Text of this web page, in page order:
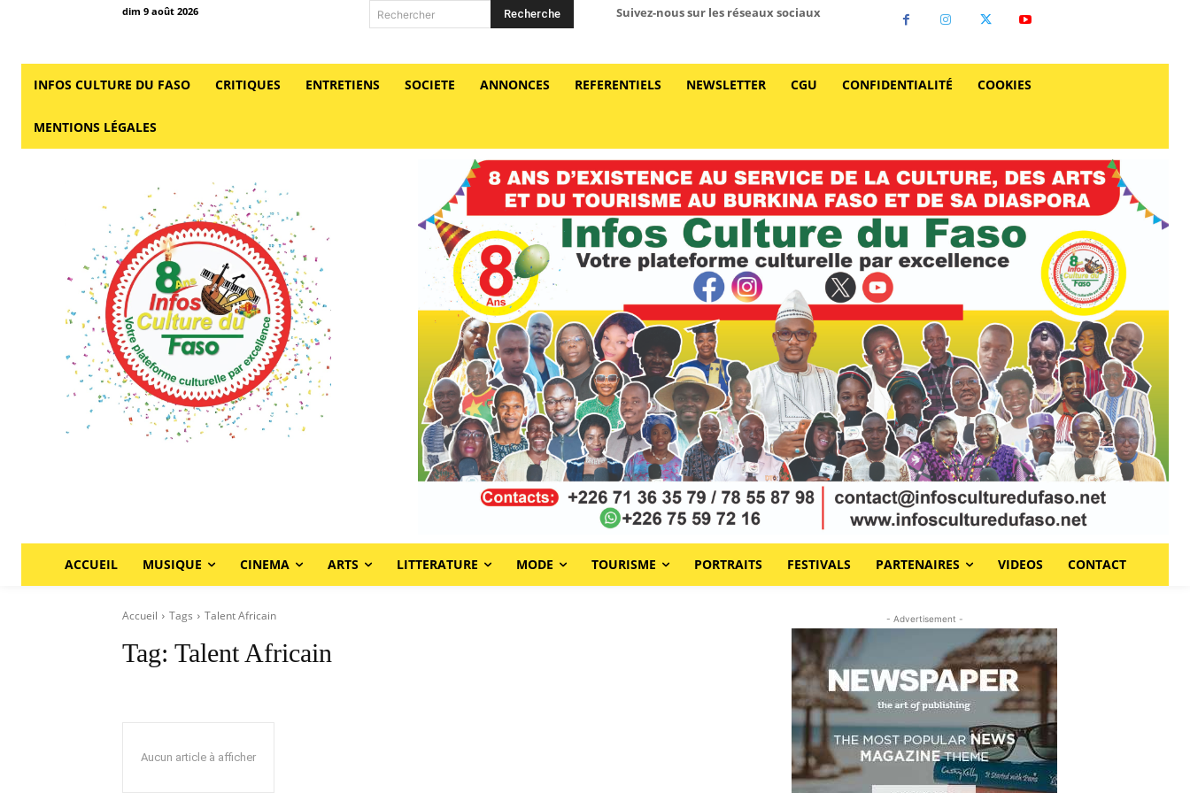
dim 9 août 2026 Rechercher Recherche Suivez-nous sur les réseaux sociaux
INFOS CULTURE DU FASO CRITIQUES ENTRETIENS SOCIETE ANNONCES REFERENTIELS NEWSLETTER CGU CONFIDENTIALITÉ COOKIES
MENTIONS LÉGALES
ACCUEIL MUSIQUE CINEMA ARTS LITTERATURE MODE TOURISME PORTRAITS FESTIVALS PARTENAIRES VIDEOS CONTACT
Accueil Tags Talent Africain
Tag: Talent Africain
Aucun article à afficher
- Advertisement -